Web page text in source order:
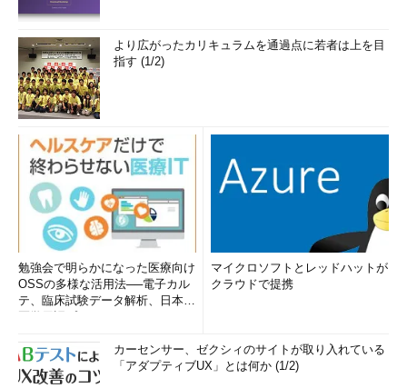
より広がったカリキュラムを通過点に若者は上を目
指す (1/2)
勉強会で明らかになった医療向け
OSSの多様な活用法──電子カル
テ、臨床試験データ解析、日本語
マイクロソフトとレッドハットが
クラウドで提携
カーセンサー、ゼクシィのサイトが取り入れている
「アダプティブUX」とは何か (1/2)